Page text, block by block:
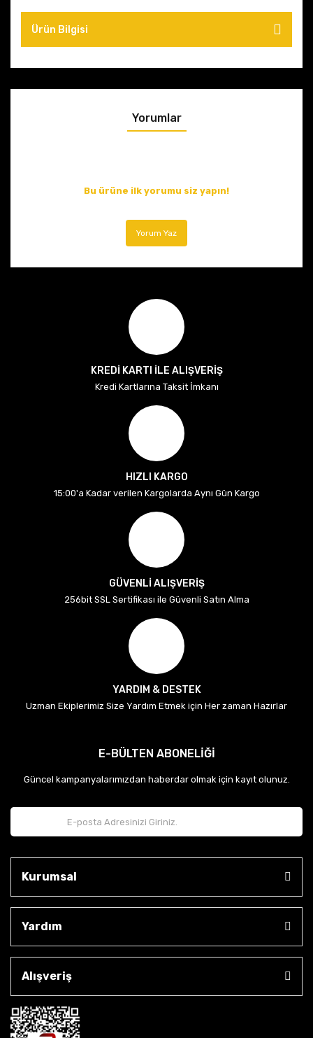
Ürün Bilgisi
Yorumlar
Bu ürüne ilk yorumu siz yapın!
Yorum Yaz
KREDİ KARTI İLE ALIŞVERİŞ
Kredi Kartlarına Taksit İmkanı
HIZLI KARGO
15:00'a Kadar verilen Kargolarda Aynı Gün Kargo
GÜVENLİ ALIŞVERİŞ
256bit SSL Sertifikası ile Güvenli Satın Alma
YARDIM & DESTEK
Uzman Ekiplerimiz Size Yardım Etmek için Her zaman Hazırlar
E-BÜLTEN ABONELİĞİ
Güncel kampanyalarımızdan haberdar olmak için kayıt olunuz.
Kurumsal
Yardım
Alışveriş